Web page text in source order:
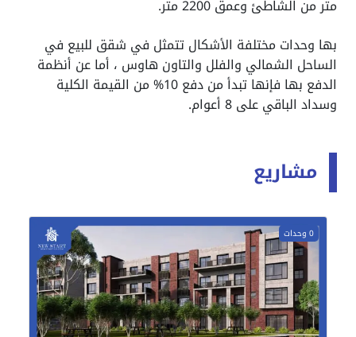
متر من الشاطئ وعمق 2200 متر.
بها وحدات مختلفة الأشكال تتمثل في شقق للبيع في
الساحل الشمالي والفلل والتاون هاوس ، أما عن أنظمة
الدفع بها فإنها تبدأ من دفع 10% من القيمة الكلية
وسداد الباقي على 8 أعوام.
مشاريع
0 وحدات